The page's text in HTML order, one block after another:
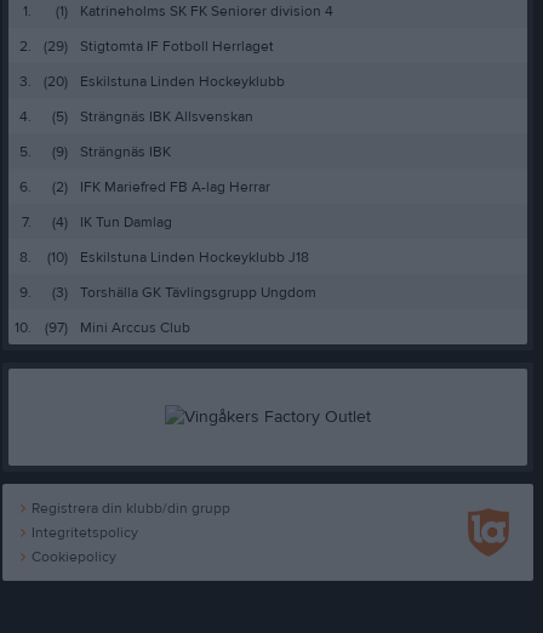
1. (1)
Katrineholms SK FK Seniorer division 4
2.
(29)
Stigtomta IF Fotboll Herrlaget
3.
(20)
Eskilstuna Linden Hockeyklubb
4.
(5)
Strängnäs IBK Allsvenskan
5.
(9)
Strängnäs IBK
6.
(2)
IFK Mariefred FB A-lag Herrar
7.
(4)
IK Tun Damlag
8.
(10)
Eskilstuna Linden Hockeyklubb J18
9.
(3)
Torshälla GK Tävlingsgrupp Ungdom
10.
(97) Mini Arccus Club
Registrera din klubb/din grupp
Integritetspolicy
Cookiepolicy